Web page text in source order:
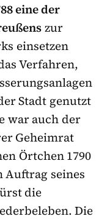
eine der
zur
einsetzen
Verfahren,
Stadt genutzt
war auch der
Geheimrat
Örtchen 1790
Auftrag seines
die
Die